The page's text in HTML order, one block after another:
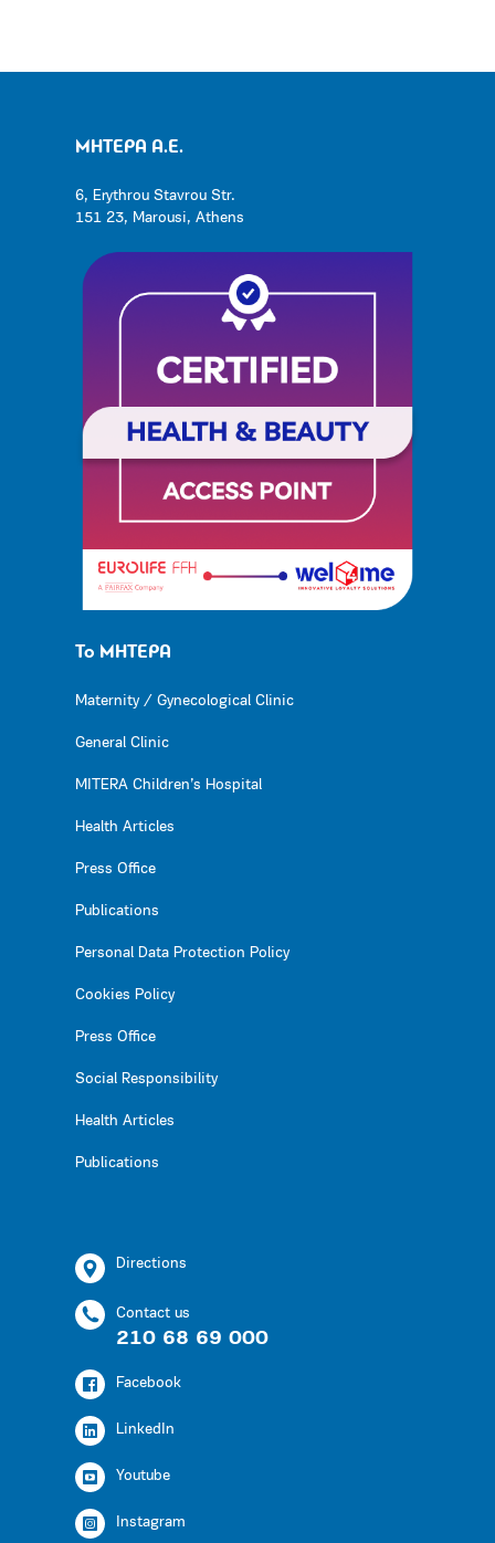
ΜΗΤΕΡΑ Α.Ε.
6, Erythrou Stavrou Str.
151 23, Marousi, Athens
Το ΜΗΤΕΡΑ
Maternity / Gynecological Clinic
General Clinic
MITERA Children’s Hospital
Health Articles
Press Office
Publications
Personal Data Protection Policy
Cookies Policy
Press Office
Social Responsibility
Health Articles
Publications
Directions
Contact us
210 68 69 000
Facebook
LinkedIn
Youtube
Instagram